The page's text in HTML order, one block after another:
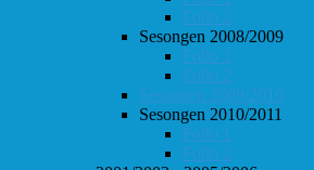
Follo 2
Sesongen 2008/2009
Follo 1
Follo 2
Sesongen 2009/2010
Sesongen 2010/2011
Follo 1
Follo 2